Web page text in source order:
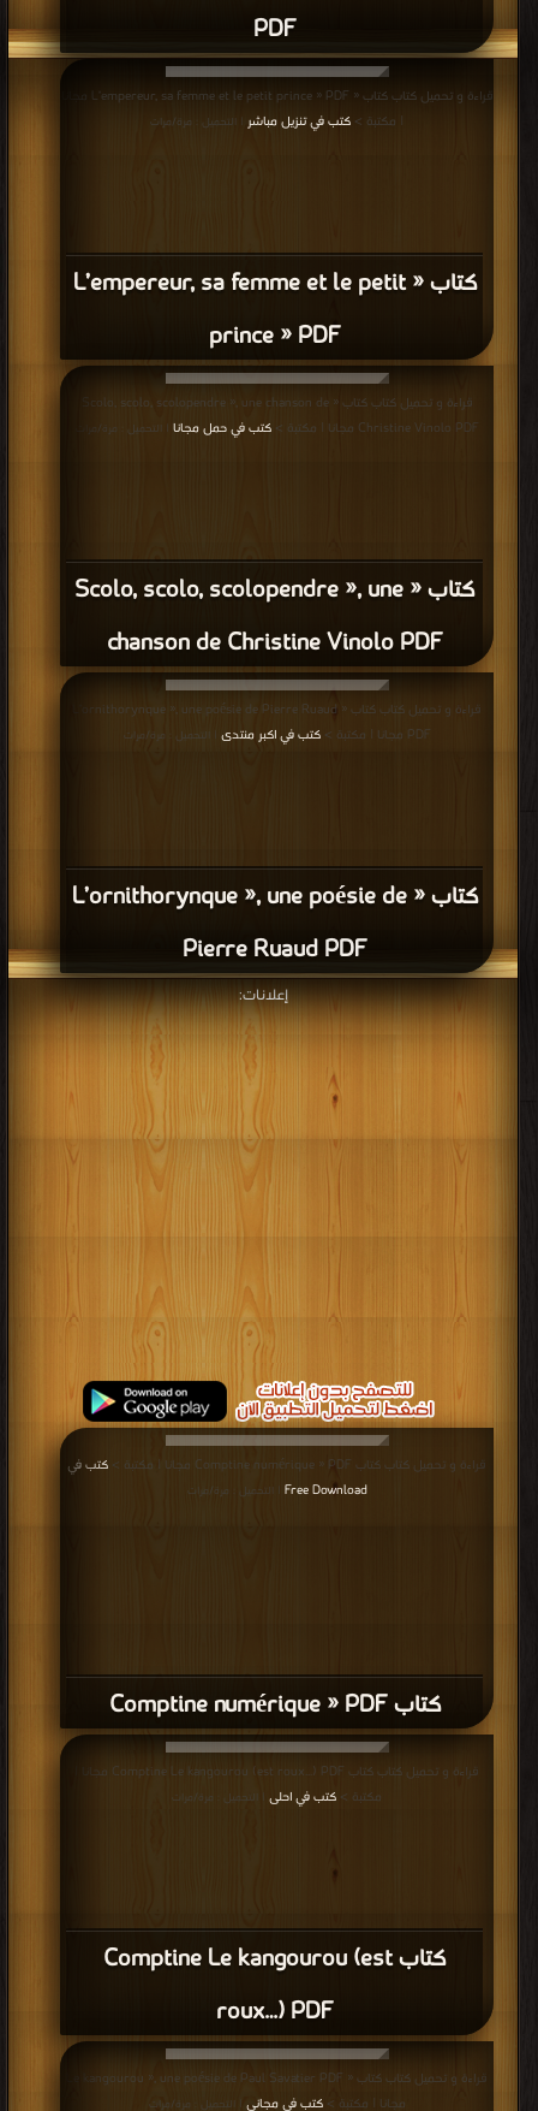
PDF
كتاب « L’empereur, sa femme et le petit
prince » PDF
| مكتبة > كتب في تنزيل مباشر | التحميل : مرة/مرات
كتاب « Scolo, scolo, scolopendre », une
chanson de Christine Vinolo PDF
قراءة و تحميل كتاب كتاب « Scolo, scolo, scolopendre », une chanson de
Christine Vinolo PDF مجانا | مكتبة >
كتب في حمل مجانا | التحميل : مرة/مرات
كتاب « L’ornithorynque », une poésie de
Pierre Ruaud PDF
قراءة و تحميل كتاب كتاب « L’ornithorynque », une poésie de Pierre Ruaud
PDF مجانا | مكتبة >
كتب في اكبر منتدى | التحميل : مرة/مرات
إعلانات:
كتاب Comptine numérique » PDF
قراءة و تحميل كتاب كتاب Comptine numérique » PDF مجانا | مكتبة >
كتب في
Free Download | التحميل : مرة/مرات
كتاب Comptine Le kangourou (est
roux…) PDF
قراءة و تحميل كتاب كتاب Comptine Le kangourou (est roux…) PDF مجانا |
مكتبة > كتب في احلى | التحميل : مرة/مرات
قراءة و تحميل كتاب كتاب « Le kangourou », une poésie de Paul Savatier PDF
مجانا | مكتبة >كتب في مجاني | التحميل : مرة/مرات